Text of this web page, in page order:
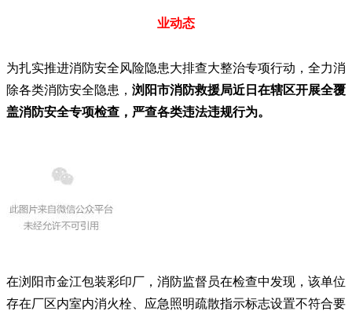
业动态
为扎实推进消防安全风险隐患大排查大整治专项行动，全力消
除各类消防安全隐患， 浏阳市消防救援局近日在辖区开展全覆
盖消防安全专项检查，严查各类违法违规行为。
在浏阳市金江包装彩印厂，消防监督员在检查中发现，该单位
存在厂区内室内消火栓、应急照明疏散指示标志设置不符合要